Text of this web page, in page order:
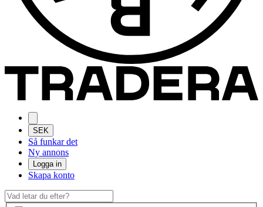
SEK
Så funkar det
Ny annons
Logga in
Skapa konto